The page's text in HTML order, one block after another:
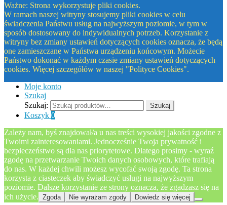
Ważne: Strona wykorzystuje pliki cookies.
W ramach naszej witryny stosujemy pliki cookies w celu
świadczenia Państwu usług na najwyższym poziomie, w tym w
sposób dostosowany do indywidualnych potrzeb. Korzystanie z
witryny bez zmiany ustawień dotyczących cookies oznacza, że będą
one zamieszczane w Państwa urządzeniu końcowym. Możecie
Państwo dokonać w każdym czasie zmiany ustawień dotyczących
cookies. Więcej szczegółów w naszej "Polityce Cookies".
Moje konto
Szukaj
Szukaj:
Szukaj
Koszyk 0
Zależy nam, byś znajdował/a u nas treści wysokiej jakości zgodne z
Twoimi zainteresowaniami. Jednocześnie Twoja prywatność i
bezpieczeństwo są dla nas priorytetowe. Dlatego prosimy - wyraź
zgodę na przetwarzanie Twoich danych osobowych, które trafiają
do nas. W każdej chwili możesz wycofać swoją zgodę. Ta strona
korzysta z ciasteczek aby świadczyć usługi na najwyższym
poziomie. Dalsze korzystanie ze strony oznacza, że zgadzasz się na
ich użycie. Zgoda Nie wyrażam zgody Dowiedz się więcej